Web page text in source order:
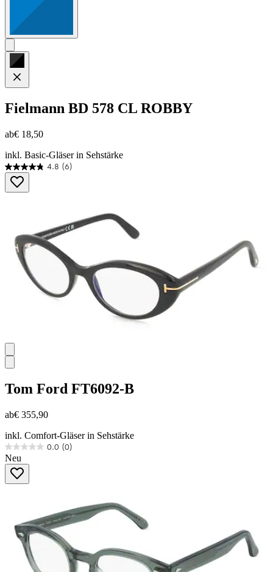
Fielmann BD 578 CL ROBBY
ab€ 18,50
inkl. Basic-Gläser in Sehstärke
4.8 (6)
4.8
von
5
Bewertungen
Tom Ford FT6092-B
ab€ 355,90
inkl. Comfort-Gläser in Sehstärke
0.0 (0)
0.0
von
Sternen.
Neu